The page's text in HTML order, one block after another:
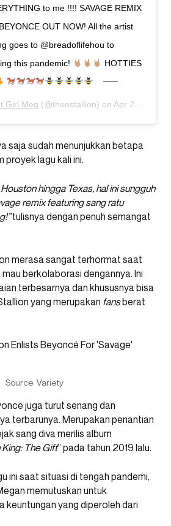
to me !!!! SAVAGE REMIX
OUT NOW! All the artist
goes to @breadoflifehou to
this pandemic!
HOTTIES
Girl Meg (@theestallion) on Apr 29, 2020 at 12:17pm PDT
saja sudah menunjukkan betapa
proyek lagu kali ini.
hingga Texas, hal ini sungguh
remix featuring sang ratu
tulisnya dengan penuh semangat
merasa sangat terhormat saat
berkolaborasi dengannya. Ini
terbesarnya dan khususnya bisa
yang merupakan fansberat
Source: Variety
juga turut senang dan
terbarunya. Merupakan penantian
sang diva merilis album
King: The Gift” pada tahun 2019 lalu.
ini saat situasi di tengah pandemi,
memutuskan untuk
keuntungan yang diperoleh dari